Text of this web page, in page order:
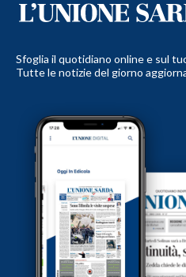
Sfoglia il quotidiano online e sul
Tutte le notizie del giorno